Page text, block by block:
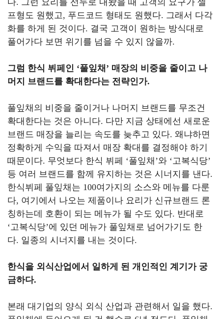
다. 그런 요리를 선두로 내놨을 때 고객의 요구가 셀
프형도 원했고, 푸드코드 형태도 원했다. 그래서 다각
화를 하게 된 것이다. 결국 고객이 원하는 방식대로
풀어가다 보면 위기를 넘을 수 있지 않을까.
그럼 한식 뷔페인 ‘풀잎채 ’ 매장의 비중을 줄이고 나
머지 브랜드를 확대한다는 전략인가.
풀잎채의 비중을 줄이거나 나머지 브랜드를 무조건
확대한다는 것은 아니다. 다만 지금 상태에선 새로운
브랜드 매장을 늘리는 속도를 늦추고 있다. 왜냐하면
정확하게 수익을 따져서 매장 확대를 결정해야 하기
때문이다. 무엇보다 한식 뷔페 ‘풀잎채 ’와 ‘고복식당’
등 여러 브랜드를 함께 유지하는 것은 시너지를 낸다.
한식뷔페 풀잎채는 100여가지의 소스와 메뉴를 다룬
다, 여기에서 나오는 제품이나 요리가 신규브랜드 론
칭하는데 호환이 되는 메뉴가 될 수도 있다. 반대로
‘고복식당’에 있던 메뉴가 풀잎채로 넘어가기도 한
다. 일종의 시너지를 내는 것이다.
한식을 외식산업에서 일하게 된 개인적인 계기가 궁
금하다.
본래 대기업의 양식 외식 산업과 관련해서 일을 했다.